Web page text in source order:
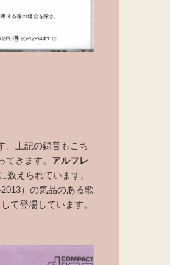
。上記の録音もこち
きます。 アルフレ
数えられています。
2013）の気品のある歌
て登場しています。